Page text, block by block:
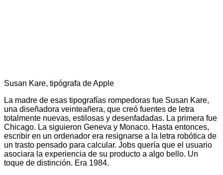
Susan Kare, tipógrafa de Apple
La madre de esas tipografías rompedoras fue Susan Kare,
una diseñadora veinteañera, que creó fuentes de letra
totalmente nuevas, estilosas y desenfadadas. La primera fue
Chicago. La siguieron Geneva y Monaco. Hasta entonces,
escribir en un ordenador era resignarse a la letra robótica de
un trasto pensado para calcular. Jobs quería que el usuario
asociara la experiencia de su producto a algo bello. Un
toque de distinción. Era 1984.